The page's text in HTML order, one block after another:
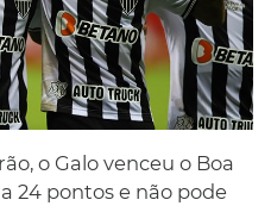
o Galo venceu o Boa
24 pontos e não pode